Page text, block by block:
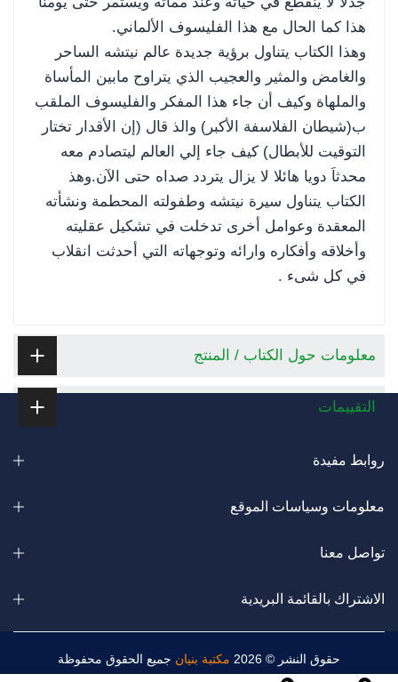
هذا كما الحال مع هذا الفليسوف الألماني.
وهذا الكتاب يتناول برؤية جديدة عالم نيتشه الساحر
والغامض والمثير والعجيب الذي يتراوح مابين المأساة
والملهاة وكيف أن جاء هذا المفكر والفليسوف الملقب
ب(شيطان الفلاسفة الأكبر) والذ قال (إن الأقدار تختار
التوقيت للأبطال) كيف جاء إلي العالم ليتصادم معه
محدثاَ دويا هائلا لا يزال يتردد صداه حتى الآن.وهذ
الكتاب يتناول سيرة نيتشه وطفولته المحطمة ونشأته
المعقدة وعوامل أخرى تدخلت في تشكيل عقليته
وأخلاقه وأفكاره وارائه وتوجهاته التي أحدثت انقلاب
في كل شىء .
معلومات حول الكتاب / المنتج
التقييمات
روابط مفيدة
معلومات وسياسات الموقع
تواصل معنا
الاشتراك بالقائمة البريدية
حقوق النشر © 2026 مكتبة بنيان جميع الحقوق محفوظة